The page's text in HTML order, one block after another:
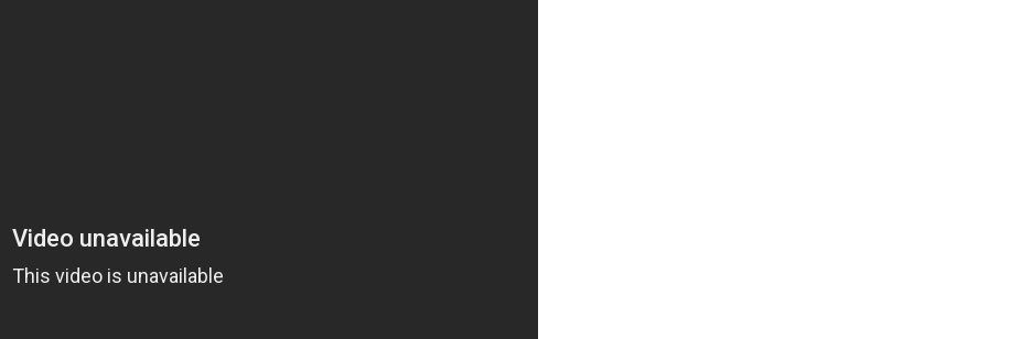
pentru copii, personalizate pentru băiat respectiv fată,
o persoană îmbrăcat în piele. Sunt multe spații pentru